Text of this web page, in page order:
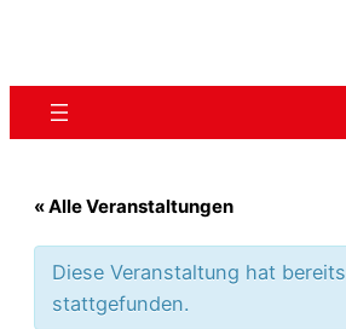
« Alle Veranstaltungen
Diese Veranstaltung hat bereits
stattgefunden.